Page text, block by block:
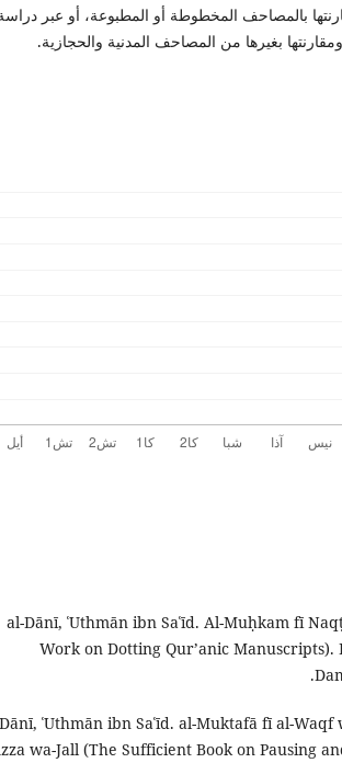
بالمصاحف المخطوطة أو المطبوعة، أو عبر
بغيرها من المصاحف المدنية والحجازية.
al-Dānī, ʿUthmān ibn Saʿīd. Al-Muḥkam fī
Work on Dotting Qur’anic Manuscripts).
ʿUthmān ibn Saʿīd. al-Muktafā fī al-
wa-Jall (The Sufficient Book on Pausing